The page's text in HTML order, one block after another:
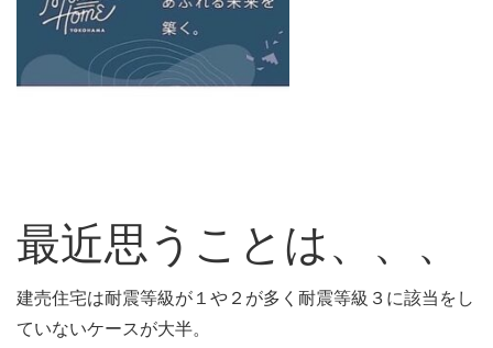
最近思うことは、、、
建売住宅は耐震等級が１や２が多く耐震等級３に該当をし
ていないケースが大半。